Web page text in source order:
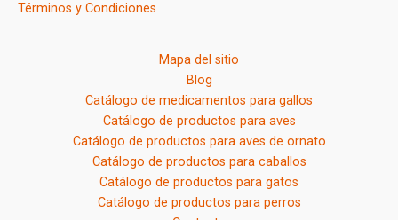
Términos y Condiciones
Mapa del sitio
Blog
Catálogo de medicamentos para gallos
Catálogo de productos para aves
Catálogo de productos para aves de ornato
Catálogo de productos para caballos
Catálogo de productos para gatos
Catálogo de productos para perros